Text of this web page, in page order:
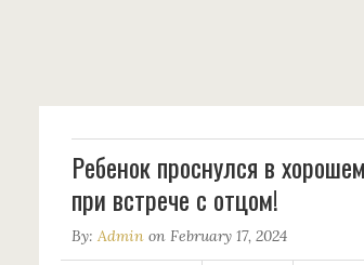
Ребенок проснулся в
при встрече с отцом!
By: Admin on February 17, 2024